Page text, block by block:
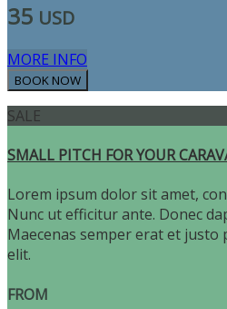
35 USD
MORE INFO
SALE
SMALL PITCH FOR YOUR
Lorem ipsum dolor sit amet,
Nunc ut efficitur ante. Donec
Maecenas semper erat et
elit.
FROM